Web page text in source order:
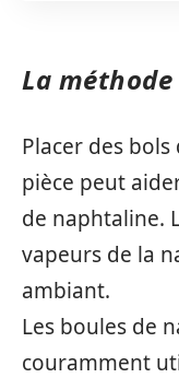
La
Placer des
pièce peut
de naphtaline.
vapeurs de la
ambiant.
Les boules de
couramment